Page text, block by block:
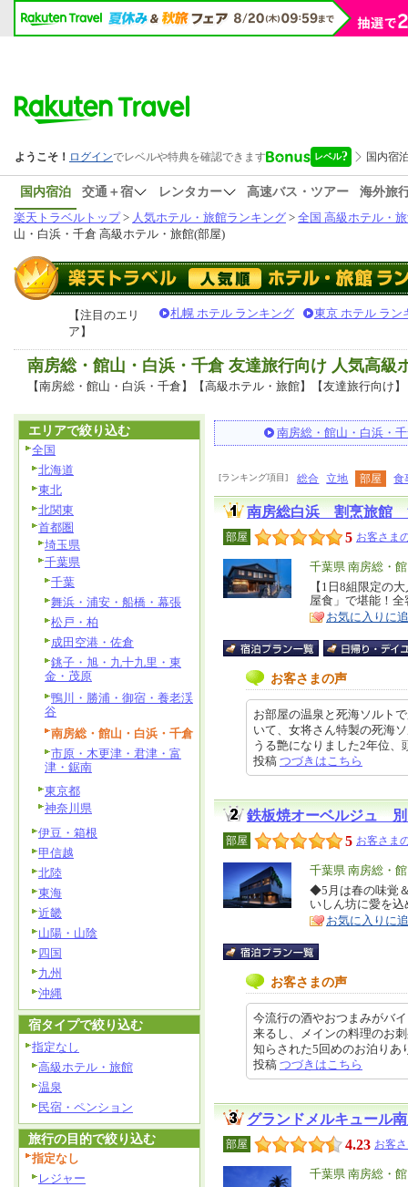
国内宿泊 交通＋宿 レンタカー 高速バス・ツアー
海外旅
楽天トラベルトップ> 人気ホテル・旅館ランキング > 全国 高級ホテル・
山・白浜・千倉 高級ホテル・旅館(部屋)
【注目のエリ
ア】
札幌 ホテル ランキング 東京 ホテル ラン
南房総・館山・白浜・千倉 友達旅行向け 人気高級
【南房総・館山・白浜・千倉】【高級ホテル・旅館】【友達旅行向け
南房総・館山・白浜・
[ランキング項目] 総合 立地 部屋 食
南房総白浜 割烹旅館
部屋 5 お客さま
エ
リ
ア
千葉県 南房総・
特
徴
【1日8組限定の
屋食」で堪能！
お気に入りに
お客さまの声
お部屋の温泉と死海ソルト
いて、女将さん特製の死海
うる艶になりました2年位
投稿 つづきはこちら
鉄板焼オーベルジュ
部屋 5 お客さま
エ
リ
ア
千葉県 南房総・
特
徴
◆5月は春の味覚
いしん坊に愛を
お気に入りに
お客さまの声
今流行の酒やおつまみがバ
来るし、メインの料理のお
知らされた5回めのお泊り
投稿 つづきはこちら
グランドメルキュール
部屋 4.23 お客
エ
千葉県 南房総・
エリアで絞り込む
全国
北海道
東北
北関東
首都圏
埼玉県
千葉県
千葉
舞浜・浦安・船橋・幕張
松戸・柏
成田空港・佐倉
銚子・旭・九十九里・東
金・茂原
鴨川・勝浦・御宿・養老渓
谷
南房総・館山・白浜・千倉
市原・木更津・君津・富
津・鋸南
東京都
神奈川県
伊豆・箱根
甲信越
北陸
東海
近畿
山陽・山陰
四国
九州
沖縄
宿タイプで絞り込む
指定なし
高級ホテル・旅館
温泉
民宿・ペンション
旅行の目的で絞り込む
指定なし
レジャー